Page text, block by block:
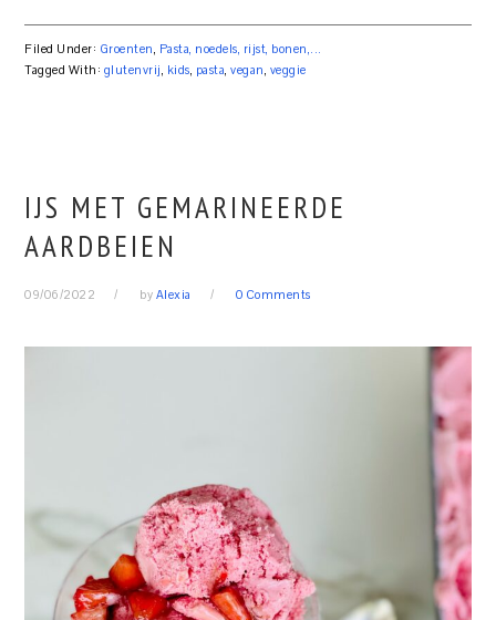
Filed Under: Groenten, Pasta, noedels, rijst, bonen,...
Tagged With: glutenvrij, kids, pasta,vegan, veggie
IJS MET GEMARINEERDE
AARDBEIEN
09/06/2022 by Alexia 0 Comments